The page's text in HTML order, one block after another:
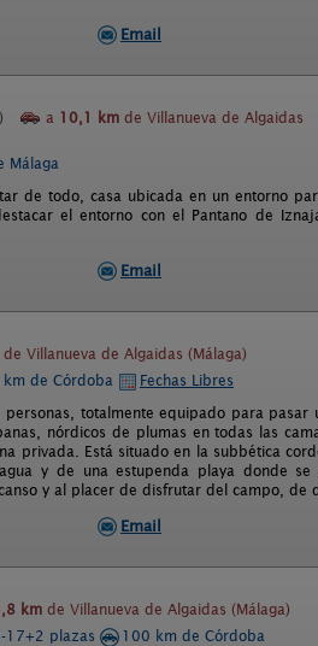
Email
a 10,1 km de Villanueva de Algaidas
Málaga
de todo, casa ubicada en un entorno
el entorno con el Pantano de
Email
de Villanueva de Algaidas (Málaga)
de Córdoba
Fechas Libres
totalmente equipado para pasar
nórdicos de plumas en todas las
privada. Está situado en la subbética
y de una estupenda playa donde se
y al placer de disfrutar del campo, de
Email
km de Villanueva de Algaidas (Málaga)
17+2 plazas
100 km de Córdoba